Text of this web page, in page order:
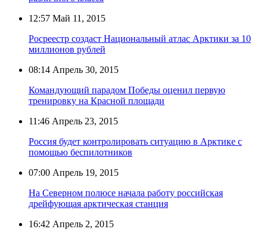
12:57 Май 11, 2015
Росреестр создаст Национальный атлас Арктики за 10
миллионов рублей
08:14 Апрель 30, 2015
Командующий парадом Победы оценил первую
тренировку на Красной площади
11:46 Апрель 23, 2015
Россия будет контролировать ситуацию в Арктике с
помощью беспилотников
07:00 Апрель 19, 2015
На Северном полюсе начала работу российская
дрейфующая арктическая станция
16:42 Апрель 2, 2015